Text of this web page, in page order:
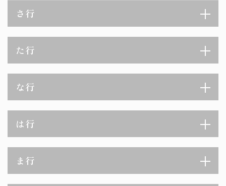
さ行
た行
な行
は行
ま行